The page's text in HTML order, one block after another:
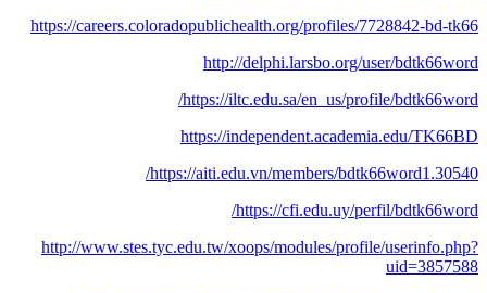
https://careers.coloradopublichealth.org/profiles/7728842-bd-tk66
http://delphi.larsbo.org/user/bdtk66word
https://iltc.edu.sa/en_us/profile/bdtk66word/
https://independent.academia.edu/TK66BD
https://aiti.edu.vn/members/bdtk66word1.30540/
https://cfi.edu.uy/perfil/bdtk66word/
http://www.stes.tyc.edu.tw/xoops/modules/profile/userinfo.php?
uid=3857588